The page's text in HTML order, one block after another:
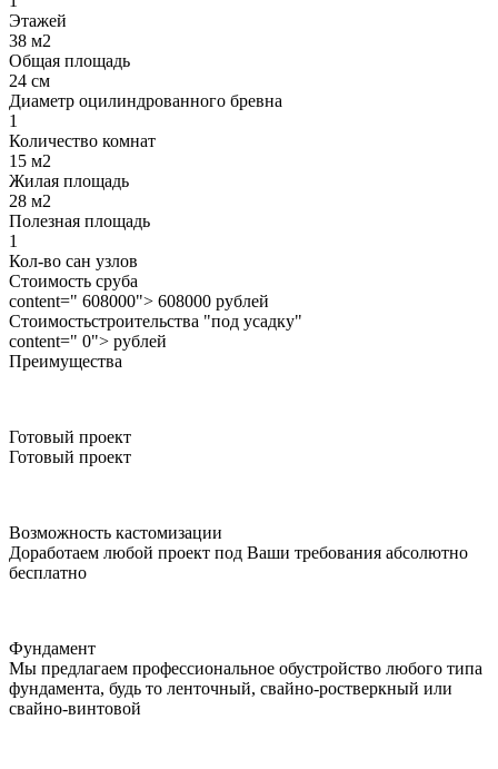
Этажей
38 м2
Общая площадь
24 см
Диаметр оцилиндрованного бревна
1
Количество комнат
15 м2
Жилая площадь
28 м2
Полезная площадь
1
Кол-во сан узлов
Стоимость сруба
content=" 608000"> 608000 рублей
Стоимостьстроительства "под усадку"
content=" 0"> рублей
Преимущества
Готовый проект
Готовый проект
Возможность кастомизации
Доработаем любой проект под Ваши требования абсолютно
бесплатно
Фундамент
Мы предлагаем профессиональное обустройство любого типа
фундамента, будь то ленточный, свайно-ростверкный или
свайно-винтовой